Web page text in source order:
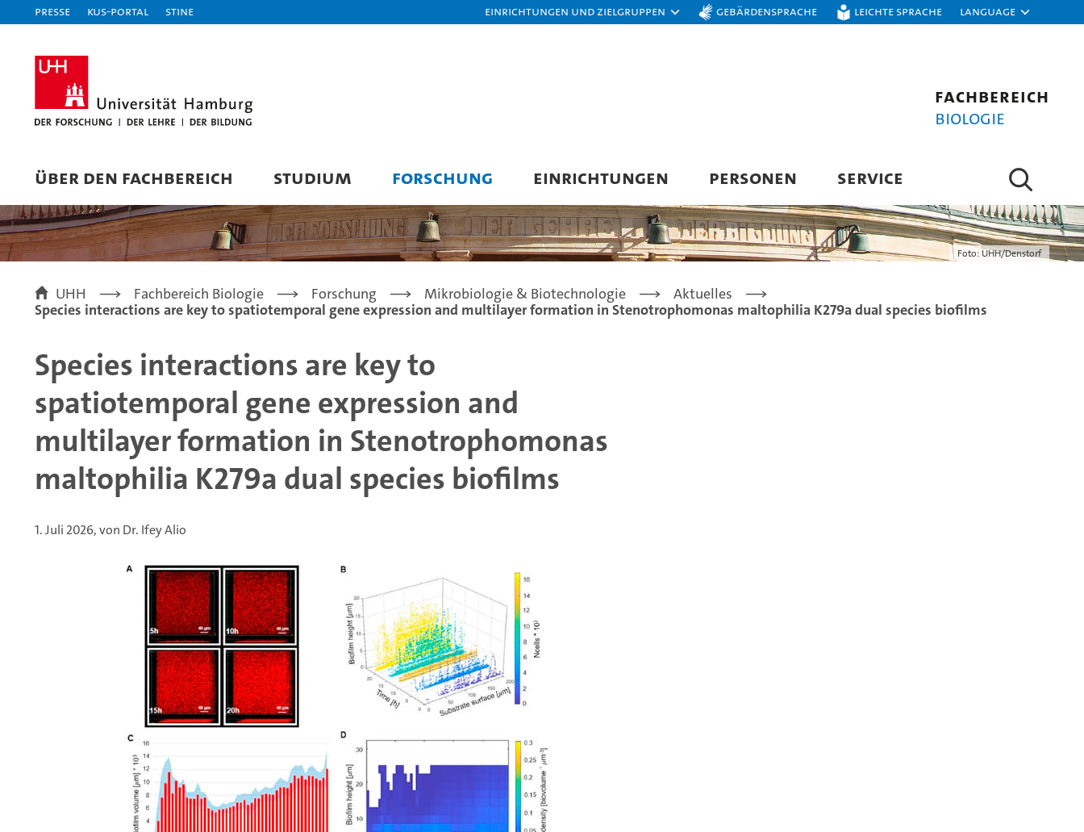
Presse KUS-Portal STiNE Einrichtungen und Zielgruppen Gebärdensprache Leichte Sprache Language
Fachbereich
Biologie
ÜBER DEN FACHBEREICH STUDIUM FORSCHUNG EINRICHTUNGEN PERSONEN SERVICE
Foto: UHH/Denstorf
UHH Fachbereich Biologie Forschung Mikrobiologie & Biotechnologie
Aktuelles
Species interactions are key to spatiotemporal gene expression and multilayer formation in Stenotrophomonas maltophilia K279a dual species biofilms
Species interactions are key to
spatiotemporal gene expression and
multilayer formation in Stenotrophomonas
maltophilia K279a dual species biofilms
1. Juli 2026, von Dr. Ifey Alio